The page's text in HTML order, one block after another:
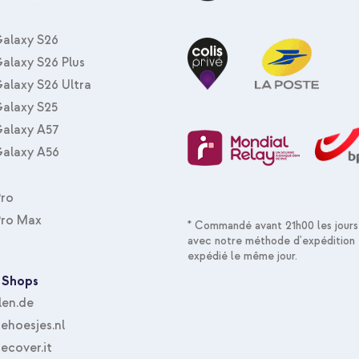
ainsi facilement détacher et
créer du contenu avec
de votre téléphone à la
?
le support
et créez facilement du
S26
S26 Plus
S26 Ultra
S25
A57
A56
Max
* Commandé avant 21h00 les
avec notre méthode d'expédition
expédié le même jour.